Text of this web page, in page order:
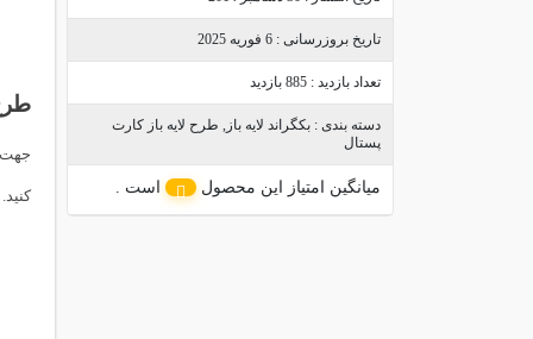
تاریخ بروزرسانی : 6 فوریه 2025
تعداد بازدید : 885 بازدید
دسته بندی : بکگراند لایه باز , طرح لایه باز کارت
پستال
میانگین امتیاز این محصول است .
جهت
کنید.